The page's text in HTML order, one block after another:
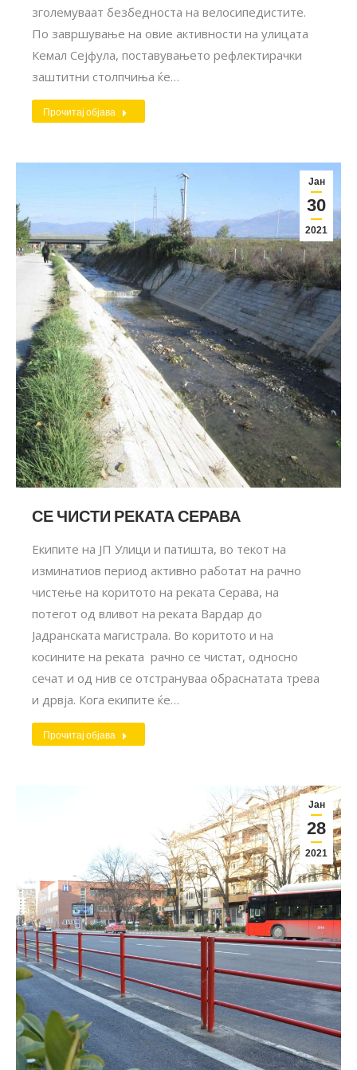
зголемуваат безбедноста на велосипедистите.
По завршување на овие активности на улицата
Кемал Сејфула, поставувањето рефлектирачки
заштитни столпчиња ќе…
Прочитај објава
Јан
30
2021
СЕ ЧИСТИ РЕКАТА СЕРАВА
Екипите на ЈП Улици и патишта, во текот на
изминатиов период активно работат на рачно
чистење на коритото на реката Серава, на
потегот од вливот на реката Вардар до
Јадранската магистрала. Во коритото и на
косините на реката рачно се чистат, односно
сечат и од нив се отстрануваа обраснатата трева
и дрвја. Кога екипите ќе…
Прочитај објава
Јан
28
2021